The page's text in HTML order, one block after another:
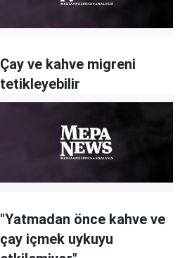
Çay ve kahve migreni
tetikleyebilir
"Yatmadan önce kahve ve
çay içmek uykuyu